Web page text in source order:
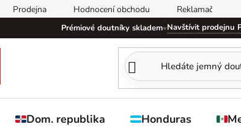
Prodejna Hodnocení obchodu Reklamační řád
Prémiové doutníky skladem•Navštívit prodejnu
Dom. republika Honduras